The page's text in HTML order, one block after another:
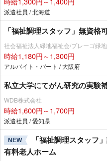
派遣社員 / 北海道
「福祉調理スタッフ」無資格
社会福祉法人緑地福祉会/プレーゴ緑
時給1,180円～1,300円
アルバイト・パート / 大阪府
私立大学にてがん研究の実験
WDB株式会社
時給1,600円～1,700円
派遣社員 / 愛知県
NEW
「福祉調理スタッフ
有料老人ホーム